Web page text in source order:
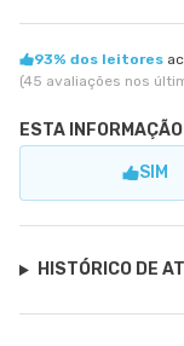
93% dos leitores
(45 avaliações nos
ESTA
SIM
HISTÓRICO DE